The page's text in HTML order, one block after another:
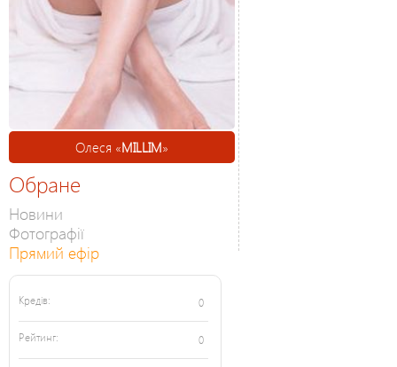
Олеся «MILLIM»
Обране
Новини
Фотографії
Прямий ефір
Кредів: 0
Рейтинг: 0